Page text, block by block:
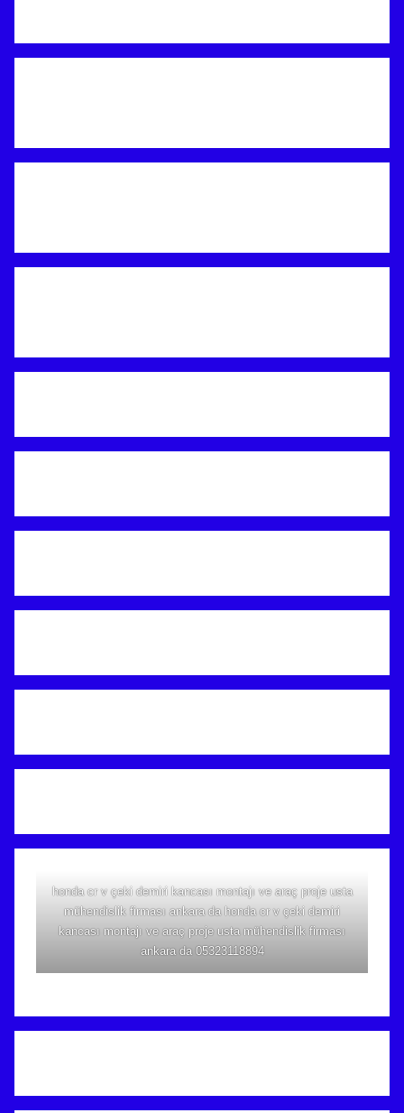
honda cr v çeki demiri kancası montajı ve araç proje usta
mühendislik firması ankara da honda cr v çeki demiri
kancası montajı ve araç proje usta mühendislik firması
ankara da 05323118894